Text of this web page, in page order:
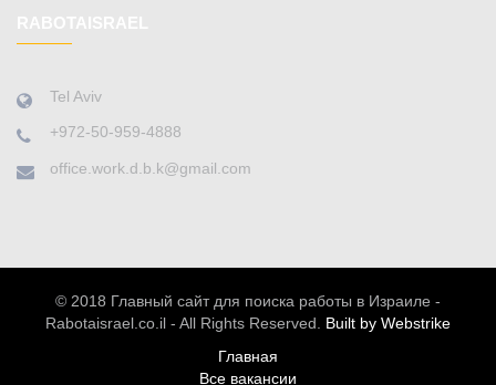
Tel Aviv
+972-50-959-4888
office.work.d.b.k@gmail.com
© 2018 Главный сайт для поиска работы в Израиле -
Rabotaisrael.co.il - All Rights Reserved. Built by Webstrike
Главная
Все вакансии